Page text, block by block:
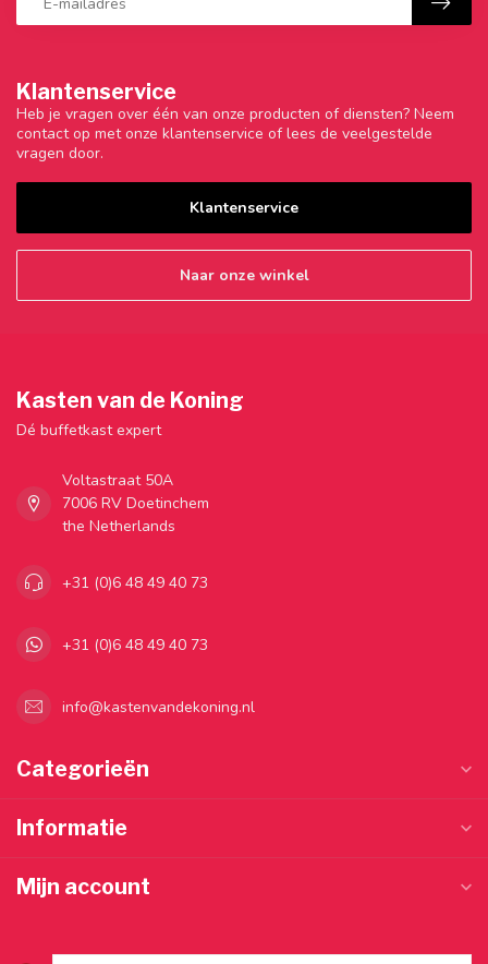
Klantenservice
Heb je vragen over één van onze producten of diensten? Neem
contact op met onze klantenservice of lees de veelgestelde
vragen door.
Klantenservice
Naar onze winkel
Kasten van de Koning
Dé buffetkast expert
Voltastraat 50A
7006 RV Doetinchem
the Netherlands
+31 (0)6 48 49 40 73
+31 (0)6 48 49 40 73
info@kastenvandekoning.nl
Categorieën
Informatie
Mijn account